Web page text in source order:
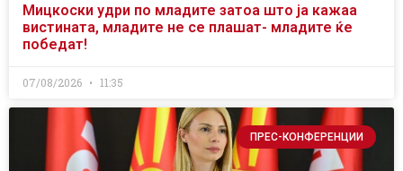
Мицкоски удри по младите затоа што ја кажаа
вистината, младите не се плашат- младите ќе
победат!
07/08/2026 11:35
ПРЕС-КОНФЕРЕНЦИИ